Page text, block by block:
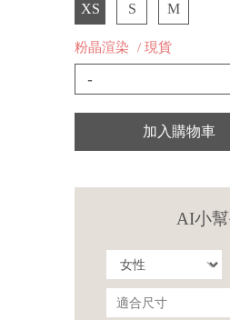
XS S M
粉晶渲染 / 現貨
-
加入購物車
AI小